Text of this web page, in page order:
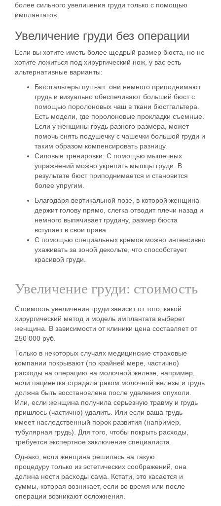
более сильного увеличения груди только с помощью
имплантатов.
Увеличение груди без операции
Если вы хотите иметь более щедрый размер бюста, но не
хотите ложиться под хирургический нож, у вас есть
альтернативные варианты:
Бюстгальтеры пуш-ап: они немного приподнимают
грудь и визуально обеспечивают больший бюст с
помощью поролоновых чаш в ткани бюстгальтера.
Есть модели, где поролоновые прокладки съемные.
Если у женщины грудь разного размера, может
помочь снять подушечку с чашечки большой груди и
таким образом компенсировать разницу.
Силовые тренировки: С помощью мышечных
упражнений можно укрепить мышцы груди. В
результате бюст приподнимается и становится
более упругим.
Благодаря вертикальной позе , в которой женщина
держит голову прямо, слегка отводит плечи назад и
немного выпячивает грудину, размер бюста
вступает в свои права.
С помощью специальных кремов можно интенсивно
ухаживать за зоной декольте, что способствует
красивой груди.
Увеличение груди: стоимость
Стоимость увеличения груди зависит от того, какой
хирургический метод и модель имплантата выберет
женщина. В зависимости от клиники цена составляетот
250 000 руб
Только в некоторых случаях медицинские страховые
компании покрывают (по крайней мере, частично)
расходы на операцию на молочной железе, например,
если пациентка страдала раком молочной железы и грудь
должна быть восстановлена после удаления опухоли.
Или, если женщина получила серьезную травму и грудь
пришлось (частично) удалить. Или если ваша грудь
имеет наследственный порок развития (например,
тубулярная грудь). Для того, чтобы покрыть расходы,
требуется экспертное заключение специалиста
Однако, если женщина решилась на такую
процедуру только из эстетических соображений , она
должна нести расходы сама. Кстати, это касается и
суммы, которая возникает, если во время или после
операции возникают осложнения.